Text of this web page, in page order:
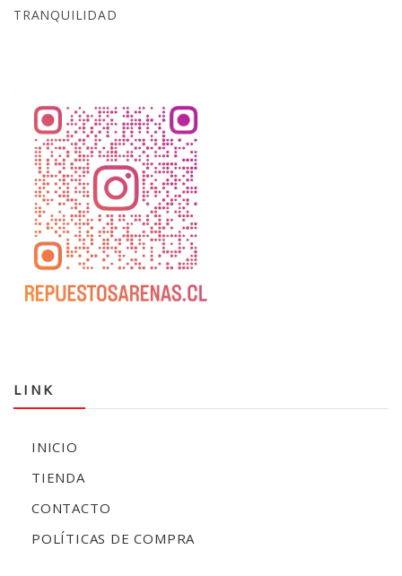
TRANQUILIDAD
LINK
INICIO
TIENDA
CONTACTO
POLÍTICAS DE COMPRA